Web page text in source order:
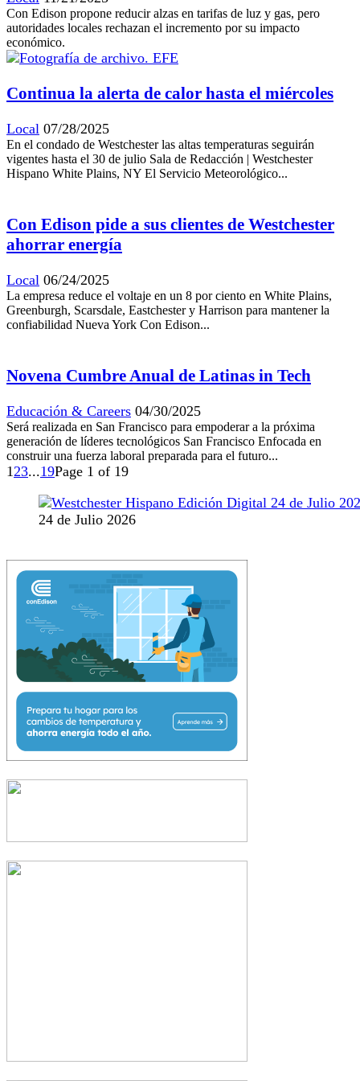
Con Edison propone reducir alzas en tarifas de luz y gas, pero
autoridades locales rechazan el incremento por su impacto
económico.
Continua la alerta de calor hasta el miércoles
Local 07/28/2025
En el condado de Westchester las altas temperaturas seguirán
vigentes hasta el 30 de julio Sala de Redacción | Westchester
Hispano White Plains, NY El Servicio Meteorológico...
Con Edison pide a sus clientes de Westchester
ahorrar energía
Local 06/24/2025
La empresa reduce el voltaje en un 8 por ciento en White Plains,
Greenburgh, Scarsdale, Eastchester y Harrison para mantener la
confiabilidad Nueva York Con Edison...
Novena Cumbre Anual de Latinas in Tech
Educación & Careers 04/30/2025
Será realizada en San Francisco para empoderar a la próxima
generación de líderes tecnológicos San Francisco Enfocada en
construir una fuerza laboral preparada para el futuro...
123...19Page 1 of 19
24 de Julio 2026